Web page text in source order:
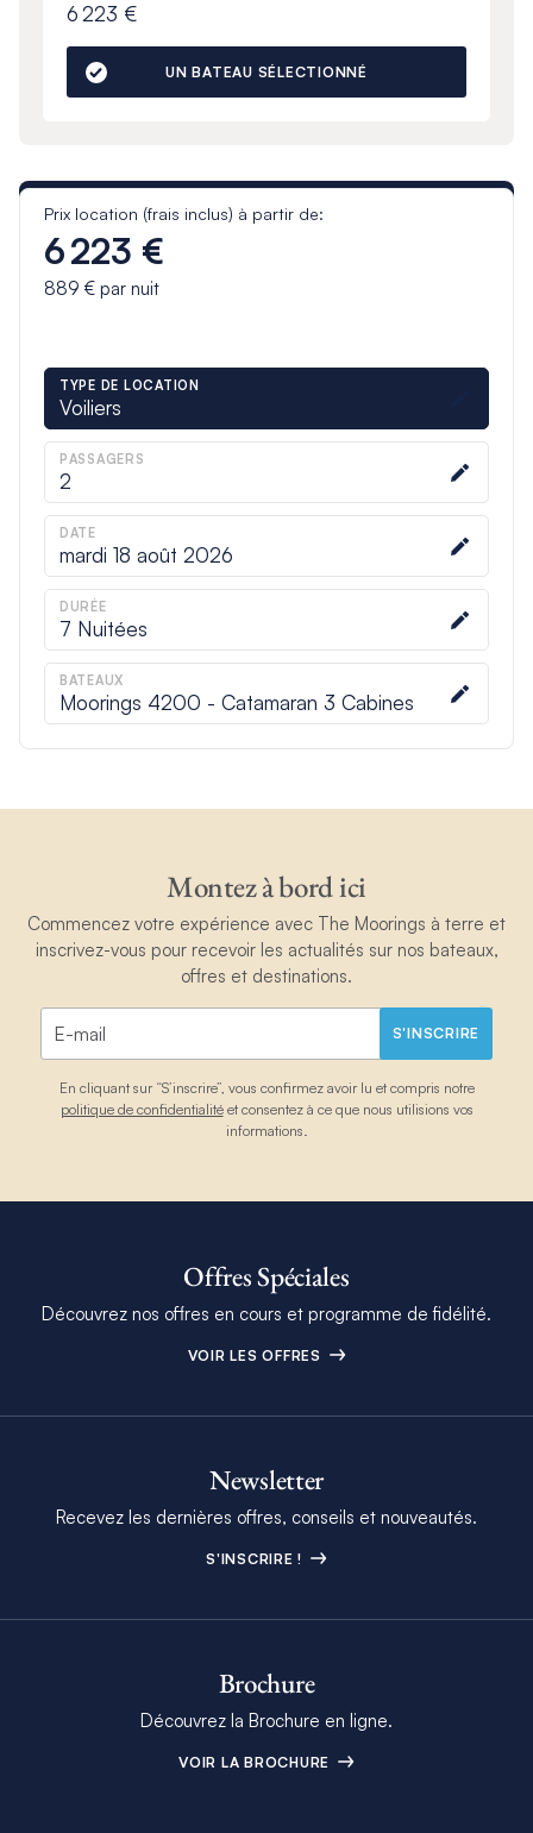
6 223 €
UN BATEAU SÉLECTIONNÉ
Prix location (frais inclus) à partir de:
6 223 €
889 €par nuit
TYPE DE LOCATION
Voiliers
PASSAGERS
2
DATE
mardi 18 août 2026
DURÉE
7 Nuitées
BATEAUX
Moorings 4200 - Catamaran 3 Cabines
Montez à bord ici
Commencez votre expérience avec The Moorings à terre et
inscrivez-vous pour recevoir les actualités sur nos bateaux,
offres et destinations.
S'INSCRIRE
En cliquant sur “S’inscrire”, vous confirmez avoir lu et compris notre
politique de confidentialitéet consentez à ce que nous utilisions vos
informations.
Offres Spéciales
Découvrez nos offres en cours et programme de fidélité.
VOIR LES OFFRES
Newsletter
Recevez les dernières offres, conseils et nouveautés.
S'INSCRIRE !
Brochure
Découvrez la Brochure en ligne.
VOIR LA BROCHURE